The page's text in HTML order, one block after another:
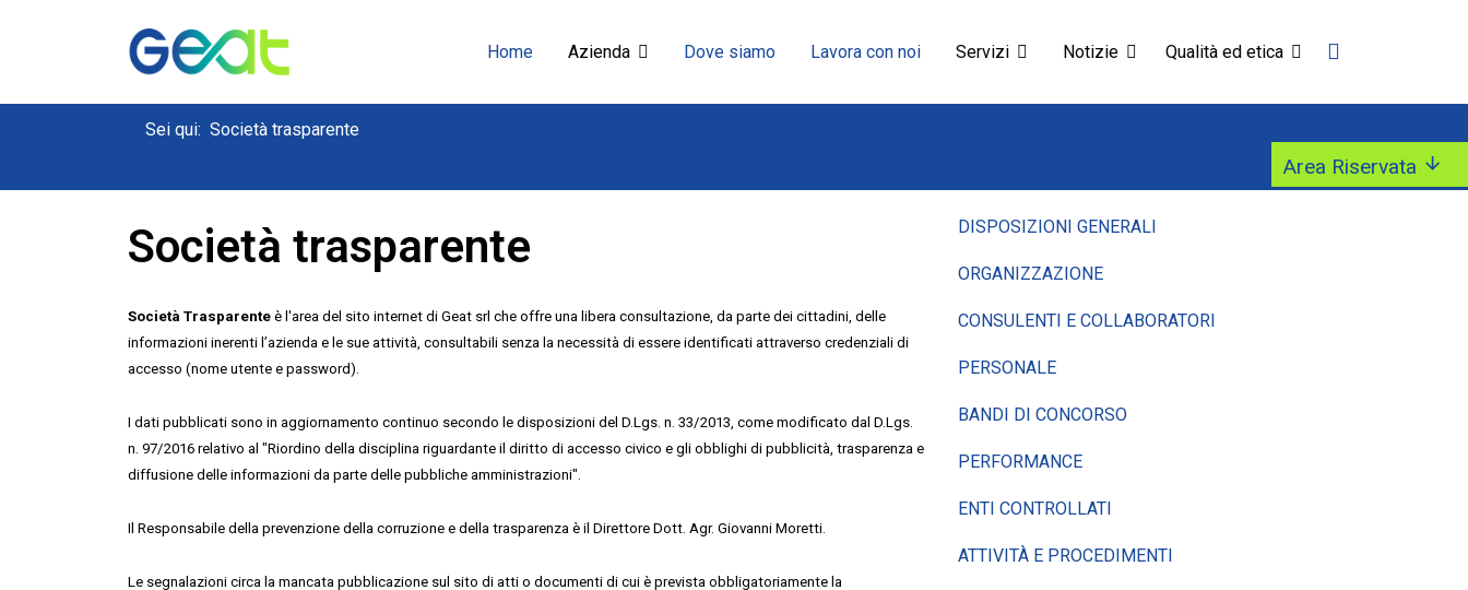
Home Azienda Dove siamo Lavora con noi Servizi Notizie Qualità ed etica
Sei qui: Società trasparente
Società trasparente
Società Trasparente è l'area del sito internet di Geat srl che offre una libera consultazione, da parte dei cittadini, delle
informazioni inerenti l’azienda e le sue attività, consultabili senza la necessità di essere identificati attraverso credenziali di
accesso (nome utente e password).
I dati pubblicati sono in aggiornamento continuo secondo le disposizioni del D.Lgs. n. 33/2013, come modificato dal D.Lgs.
n. 97/2016 relativo al "Riordino della disciplina riguardante il diritto di accesso civico e gli obblighi di pubblicità, trasparenza e
diffusione delle informazioni da parte delle pubbliche amministrazioni".
Il Responsabile della prevenzione della corruzione e della trasparenza è il Direttore Dott. Agr. Giovanni Moretti.
Le segnalazioni circa la mancata pubblicazione sul sito di atti o documenti di cui è prevista obbligatoriamente la
DISPOSIZIONI GENERALI
ORGANIZZAZIONE
CONSULENTI E COLLABORATORI
PERSONALE
BANDI DI CONCORSO
PERFORMANCE
ENTI CONTROLLATI
ATTIVITÀ E PROCEDIMENTI
Area Riservata